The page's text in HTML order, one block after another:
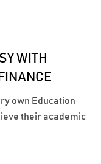
WITH
own Education
their academic
individuals to